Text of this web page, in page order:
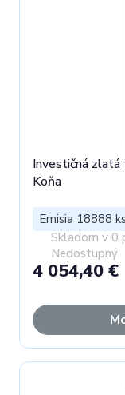
Investičná
Koňa
Emisia 18888 ks
Skladom v 0
Nedostupný
4 054,40 €